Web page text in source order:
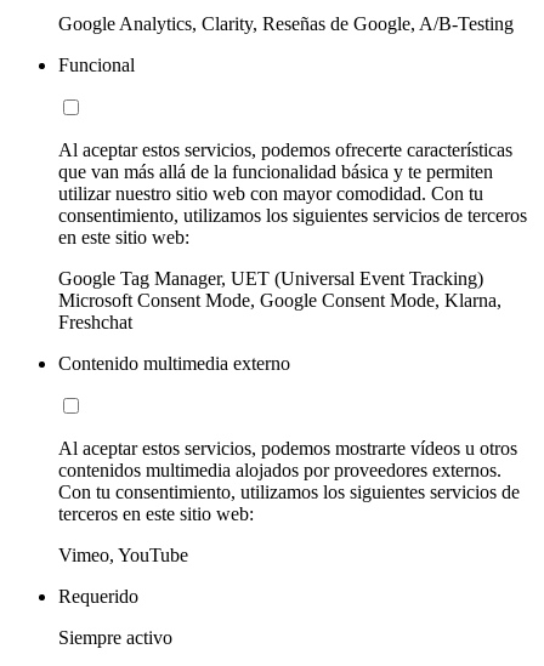
Google Analytics, Clarity, Reseñas de Google, A/B-Testing
Funcional
Al aceptar estos servicios, podemos ofrecerte características
que van más allá de la funcionalidad básica y te permiten
utilizar nuestro sitio web con mayor comodidad. Con tu
consentimiento, utilizamos los siguientes servicios de terceros
en este sitio web:
Google Tag Manager, UET (Universal Event Tracking)
Microsoft Consent Mode, Google Consent Mode, Klarna,
Freshchat
Contenido multimedia externo
Al aceptar estos servicios, podemos mostrarte vídeos u otros
contenidos multimedia alojados por proveedores externos.
Con tu consentimiento, utilizamos los siguientes servicios de
terceros en este sitio web:
Vimeo, YouTube
Requerido
Siempre activo